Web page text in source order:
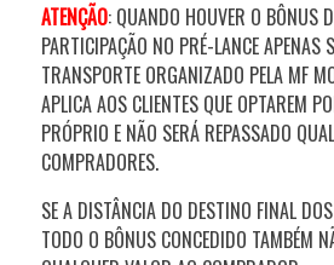
ATENÇÃO: QUANDO HOUVER O BÔNUS
PARTICIPAÇÃO NO PRÉ-LANCE APENAS
TRANSPORTE ORGANIZADO PELA MF
APLICA AOS CLIENTES QUE OPTAREM
PRÓPRIO E NÃO SERÁ REPASSADO
COMPRADORES.
SE A DISTÂNCIA DO DESTINO FINAL
TODO O BÔNUS CONCEDIDO TAMBÉM